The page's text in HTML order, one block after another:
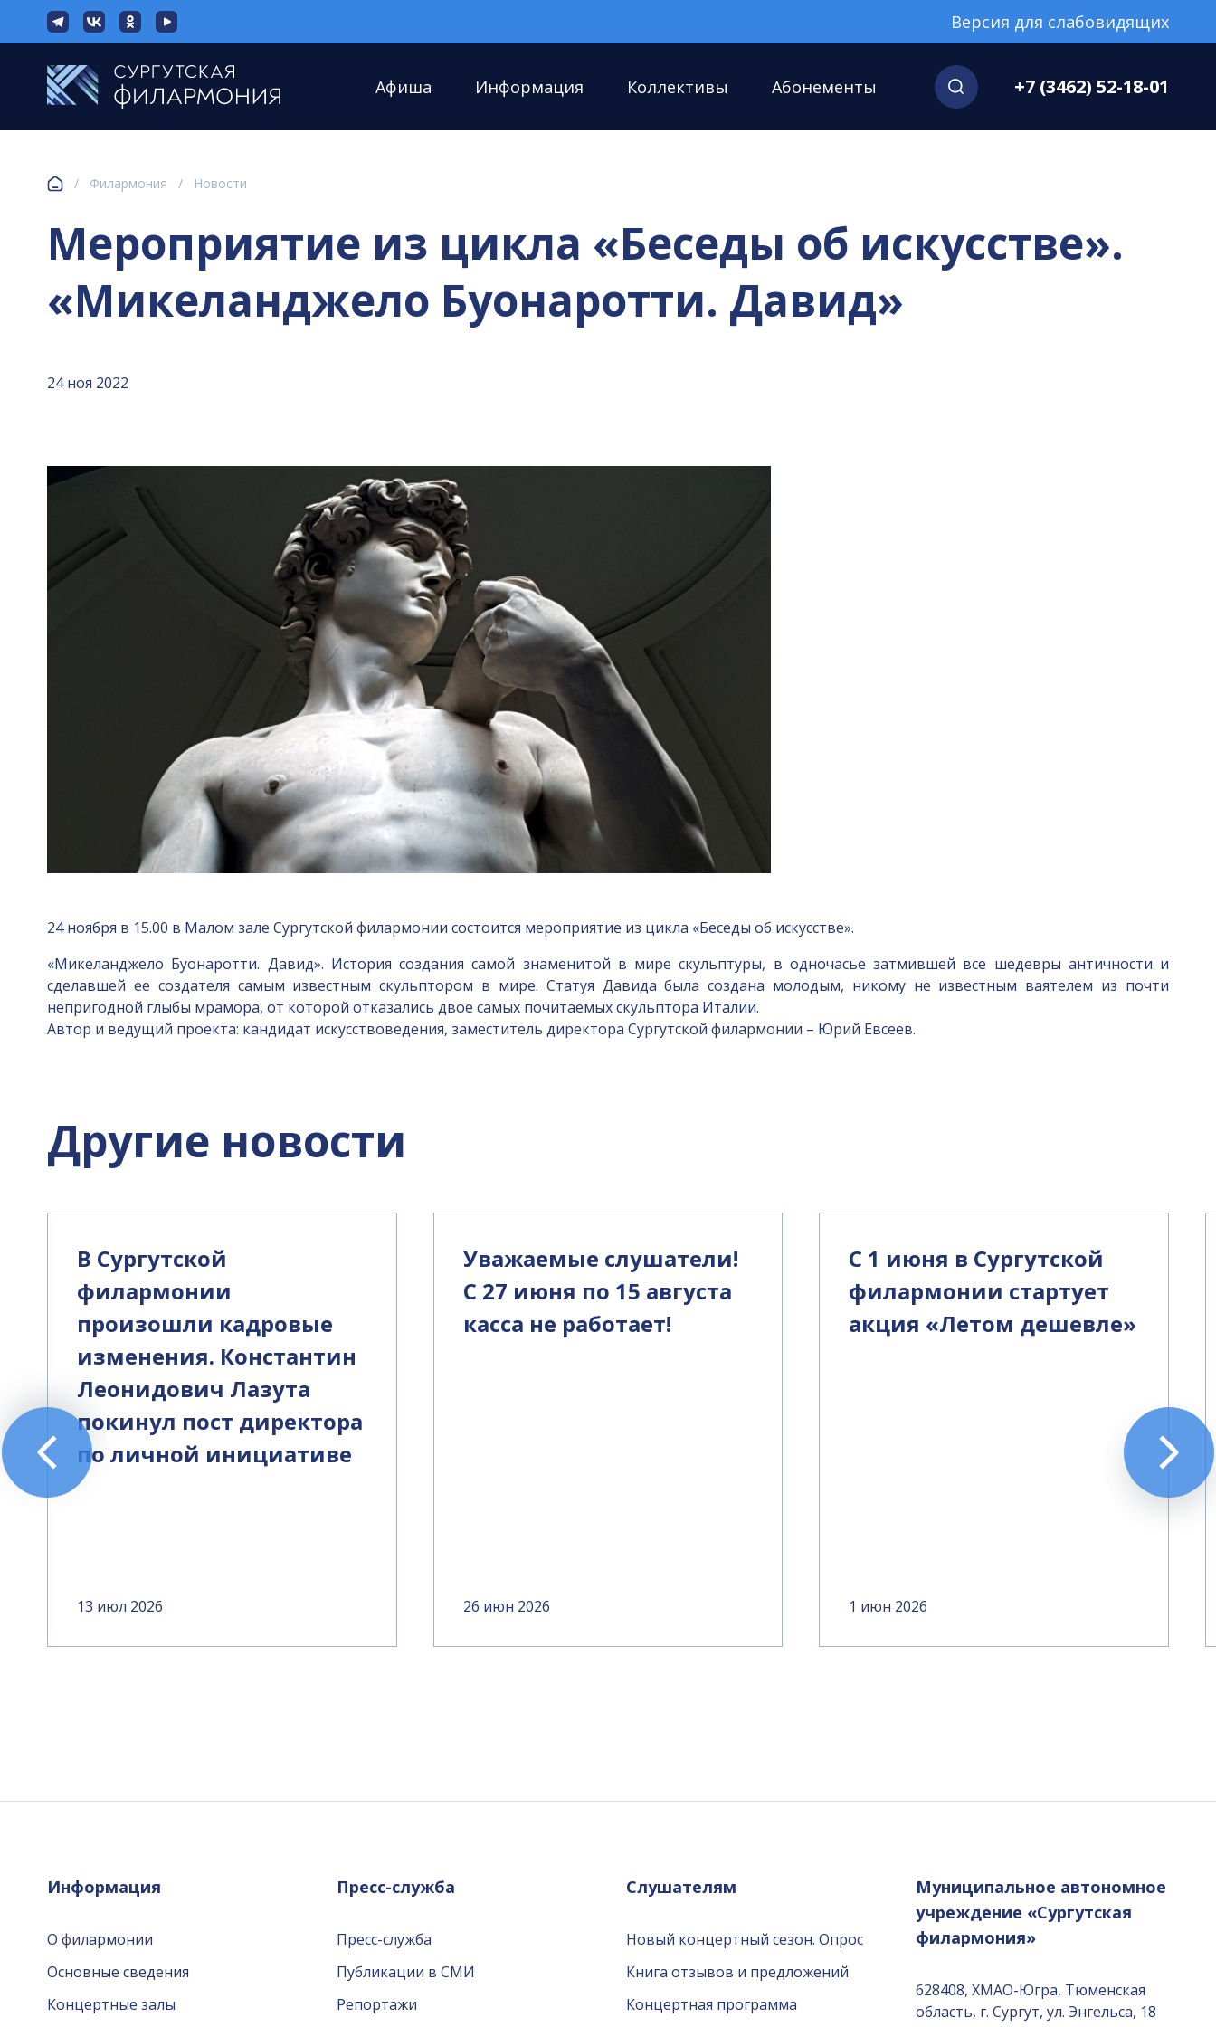
Версия для слабовидящих
Афиша Информация Коллективы Абонементы +7 (3462) 52-18-01
/ Филармония / Новости
Мероприятие из цикла «Беседы об искусстве».
«Микеланджело Буонаротти. Давид»
24 ноя 2022
24 ноября в 15.00 в Малом зале Сургутской филармонии состоится мероприятие из цикла «Беседы об искусстве».
«Микеланджело Буонаротти. Давид». История создания самой знаменитой в мире скульптуры, в одночасье затмившей все шедевры античности и
сделавшей ее создателя самым известным скульптором в мире. Статуя Давида была создана молодым, никому не известным ваятелем из почти
непригодной глыбы мрамора, от которой отказались двое самых почитаемых скульптора Италии.
Автор и ведущий проекта: кандидат искусствоведения, заместитель директора Сургутской филармонии – Юрий Евсеев.
Другие новости
В Сургутской
филармонии
произошли кадровые
изменения. Константин
Леонидович Лазута
покинул пост директора
по личной инициативе
13 июл 2026
Уважаемые слушатели!
С 27 июня по 15 августа
касса не работает!
26 июн 2026
С 1 июня в Сургутской
филармонии стартует
акция «Летом дешевле»
1 июн 2026
Информация
О филармонии
Основные сведения
Концертные залы
Пресс-служба
Пресс-служба
Публикации в СМИ
Репортажи
Слушателям
Новый концертный сезон. Опрос
Книга отзывов и предложений
Концертная программа
Муниципальное автономное
учреждение «Сургутская
филармония»
628408, ХМАО-Югра, Тюменская
область, г. Сургут, ул. Энгельса, 18